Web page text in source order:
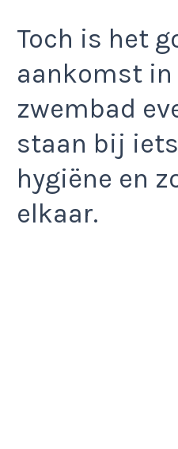
Toch is het
aankomst
zwembad
staan bij
hygiëne en
elkaar.